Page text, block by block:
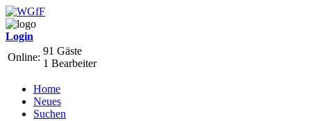
Login
Online:
91 Gäste
1 Bearbeiter
Home
Neues
Suchen